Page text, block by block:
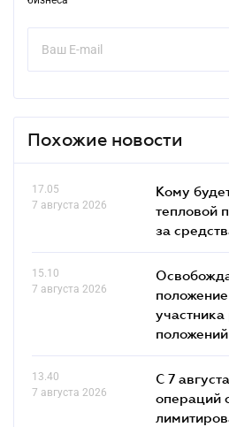
Похожие новости
17.05
7 августа 2026
Кому
тепловой
за
15.10
7 августа 2026
13.40
7 августа 2026
С 7
операций